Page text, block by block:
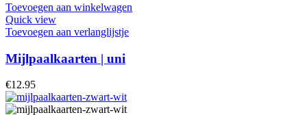
Toevoegen aan winkelwagen
Quick view
Toevoegen aan verlanglijstje
Mijlpaalkaarten | uni
€12.95